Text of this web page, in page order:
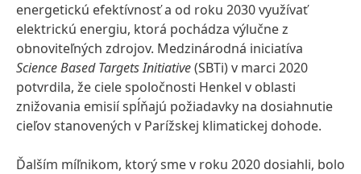
energetickú efektívnosť a od roku 2030 využívať
elektrickú energiu, ktorá pochádza výlučne z
obnoviteľných zdrojov. Medzinárodná iniciatíva
Science Based Targets Initiative(SBTi) v marci 2020
potvrdila, že ciele spoločnosti Henkel v oblasti
znižovania emisií spĺňajú požiadavky na dosiahnutie
cieľov stanovených v Parížskej klimatickej dohode.
Ďalším míľnikom, ktorý sme v roku 2020 dosiahli, bolo